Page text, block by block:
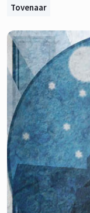
Tovenaar